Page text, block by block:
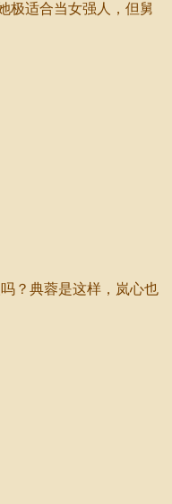
极适合当女强人，但舅
？典蓉是这样，岚心也